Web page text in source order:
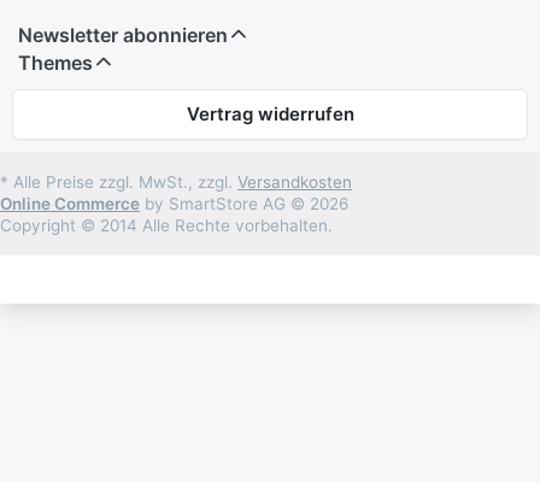
Newsletter abonnieren
Themes
Vertrag widerrufen
* Alle Preise zzgl. MwSt., zzgl. Versandkosten
Online Commerce by SmartStore AG © 2026
Copyright © 2014 Alle Rechte vorbehalten.